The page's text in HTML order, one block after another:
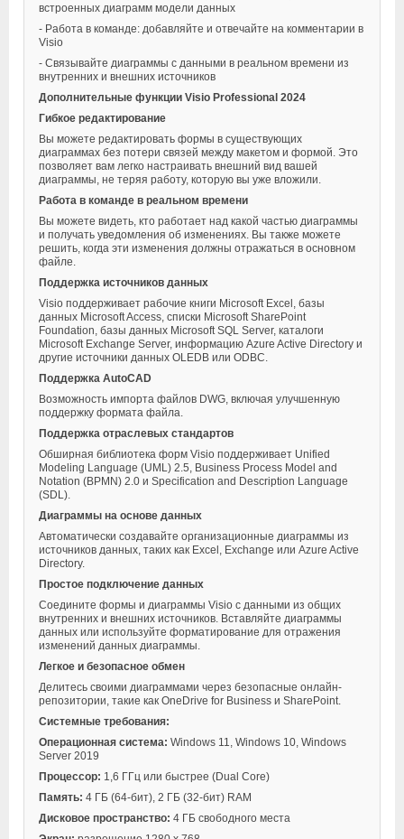
встроенных диаграмм модели данных
- Работа в команде: добавляйте и отвечайте на комментарии в
Visio
- Связывайте диаграммы с данными в реальном времени из
внутренних и внешних источников
Дополнительные функции Visio Professional 2024
Гибкое редактирование
Вы можете редактировать формы в существующих
диаграммах без потери связей между макетом и формой. Это
позволяет вам легко настраивать внешний вид вашей
диаграммы, не теряя работу, которую вы уже вложили.
Работа в команде в реальном времени
Вы можете видеть, кто работает над какой частью диаграммы
и получать уведомления об изменениях. Вы также можете
решить, когда эти изменения должны отражаться в основном
файле.
Поддержка источников данных
Visio поддерживает рабочие книги Microsoft Excel, базы
данных Microsoft Access, списки Microsoft SharePoint
Foundation, базы данных Microsoft SQL Server, каталоги
Microsoft Exchange Server, информацию Azure Active Directory и
другие источники данных OLEDB или ODBC.
Поддержка AutoCAD
Возможность импорта файлов DWG, включая улучшенную
поддержку формата файла.
Поддержка отраслевых стандартов
Обширная библиотека форм Visio поддерживает Unified
Modeling Language (UML) 2.5, Business Process Model and
Notation (BPMN) 2.0 и Specification and Description Language
(SDL).
Диаграммы на основе данных
Автоматически создавайте организационные диаграммы из
источников данных, таких как Excel, Exchange или Azure Active
Directory.
Простое подключение данных
Соедините формы и диаграммы Visio с данными из общих
внутренних и внешних источников. Вставляйте диаграммы
данных или используйте форматирование для отражения
изменений данных диаграммы.
Легкое и безопасное обмен
Делитесь своими диаграммами через безопасные онлайн-
репозитории, такие как OneDrive for Business и SharePoint.
Системные требования:
Операционная система: Windows 11, Windows 10, Windows
Server 2019
Процессор: 1,6 ГГц или быстрее (Dual Core)
Память: 4 ГБ (64-бит), 2 ГБ (32-бит) RAM
Дисковое пространство: 4 ГБ свободного места